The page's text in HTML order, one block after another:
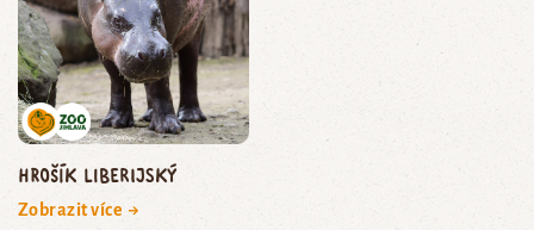
hrošík liberijský
Zobrazit více →